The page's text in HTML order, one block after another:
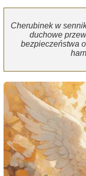
Cherubinek w
duchowe
bezpieczeństwa